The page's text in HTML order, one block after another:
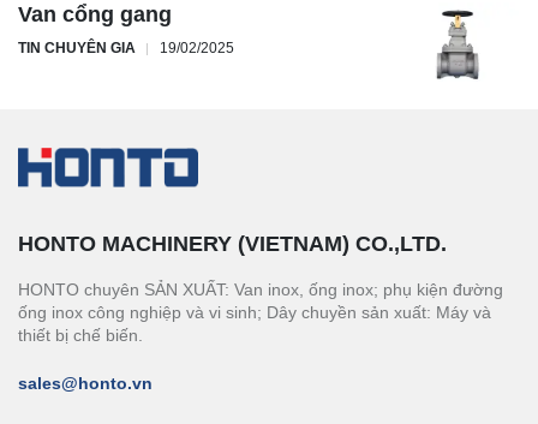
Van cổng gang
TIN CHUYÊN GIA 19/02/2025
HONTO MACHINERY (VIETNAM) CO.,LTD.
HONTO chuyên SẢN XUẤT: Van inox, ống inox; phụ kiện đường
ống inox công nghiệp và vi sinh; Dây chuyền sản xuất: Máy và
thiết bị chế biến.
sales@honto.vn